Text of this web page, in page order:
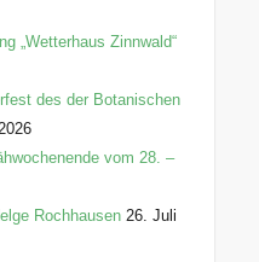
„Wetterhaus Zinnwald“
des der Botanischen
vom 28. –
Rochhausen 26. Juli